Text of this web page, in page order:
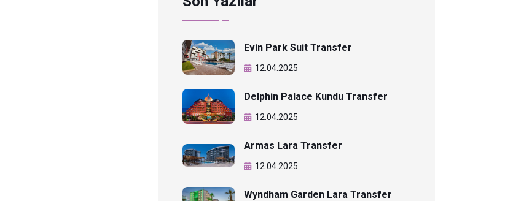
Evin Park Suit Transfer
12.04.2025
Delphin Palace Kundu Transfer
12.04.2025
Armas Lara Transfer
12.04.2025
Wyndham Garden Lara Transfer